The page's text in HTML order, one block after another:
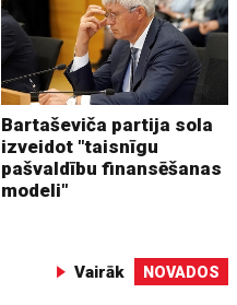
Bartaševiča partija sola
izveidot "taisnīgu
pašvaldību finansēšanas
modeli"
Vairāk NOVADOS